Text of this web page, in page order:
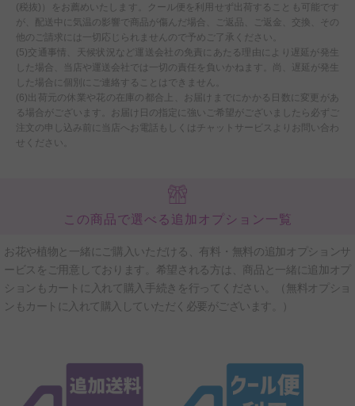
(税抜)）をお薦めいたします。クール便を利用せず出荷することも可能です
が、配送中に気温の影響で商品が傷んだ場合、ご返品、ご返金、交換、その
他のご請求には一切応じられませんので予めご了承ください。
(5)交通事情、天候状況など運送会社の免責にあたる理由により遅延が発生
した場合、当店や運送会社では一切の責任を負いかねます。尚、遅延が発生
した場合に個別にご連絡することはできません。
(6)出荷元の休業や花の在庫の都合上、お届けまでにかかる日数に変更があ
る場合がございます。お届け日の指定に強いご希望がございましたら必ずご
注文の申し込み前に当店へお電話もしくはチャットサービスよりお問い合わ
せください。
この商品で選べる追加オプション一覧
お花や植物と一緒にご購入いただける、有料・無料の追加オプションサ
ービスをご用意しております。希望される方は、商品と一緒に追加オプ
ションもカートに入れて購入手続きを行ってください。（無料オプショ
ンもカートに入れて購入していただく必要がございます。）